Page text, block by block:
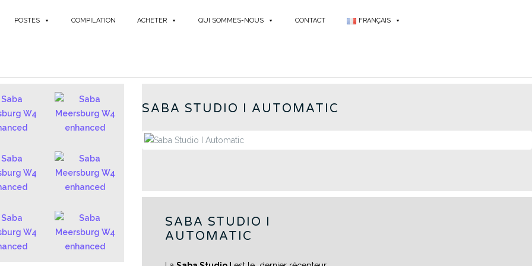
POSTES COMPILATION ACHETER QUI SOMMES-NOUS CONTACT FRANÇAIS
SABA STUDIO I AUTOMATIC
SABA STUDIO I
AUTOMATIC